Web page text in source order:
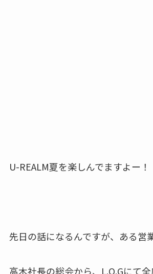
U-REALM夏を楽しんでますよー！
先日の話になるんですが、ある営
高木社長の総会から、L.O.Gにて